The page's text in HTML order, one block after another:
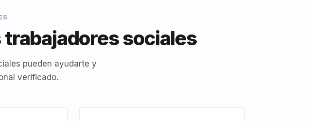
sociales
pueden ayudarte y
verificado.